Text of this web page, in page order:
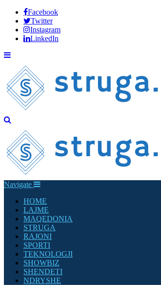
Facebook
Twitter
Instagram
LinkedIn
Navigate
HOME
LAJME
MAQEDONIA
STRUGA
RAJONI
SPORTI
TEKNOLOGJI
SHOWBIZ
SHENDETI
NDRYSHE